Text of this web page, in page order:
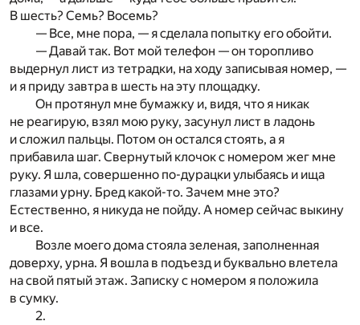
В шесть? Семь? Восемь?
— Все, мне пора, — я сделала попытку его обойти.
— Давай так. Вот мой телефон — он торопливо
выдернул лист из тетрадки, на ходу записывая номер, —
и я приду завтра в шесть на эту площадку.
Он протянул мне бумажку и, видя, что я никак
не реагирую, взял мою руку, засунул лист в ладонь
и сложил пальцы. Потом он остался стоять, а я
прибавила шаг. Свернутый клочок с номером жег мне
руку. Я шла, совершенно по-дурацки улыбаясь и ища
глазами урну. Бред какой-то. Зачем мне это?
Естественно, я никуда не пойду. А номер сейчас выкину
и все.
Возле моего дома стояла зеленая, заполненная
доверху, урна. Я вошла в подъезд и буквально влетела
на свой пятый этаж. Записку с номером я положила
в сумку.
2.